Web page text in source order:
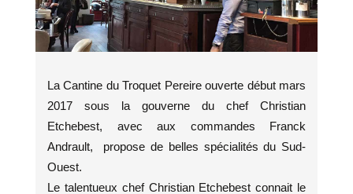
La Cantine du Troquet Pereire ouverte début mars
2017 sous la gouverne du chef Christian
Etchebest, avec aux commandes Franck
Andrault, propose de belles spécialités du Sud-
Ouest.
Le talentueux chef Christian Etchebest connait le